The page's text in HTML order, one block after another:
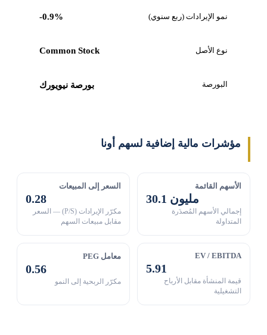
نمو الإيرادات (ربع سنوي) -0.9%
نوع الأصل Common Stock
البورصة بورصة نيويورك
مؤشرات مالية إضافية لسهم أونا
الأسهم القائمة
30.1 مليون
إجمالي الأسهم المُصدَرة
المتداولة
السعر إلى المبيعات
0.28
مكرّر الإيرادات (P/S) — السعر
مقابل مبيعات السهم
EV / EBITDA
5.91
قيمة المنشأة مقابل الأرباح
التشغيلية
معامل PEG
0.56
مكرّر الربحية إلى النمو